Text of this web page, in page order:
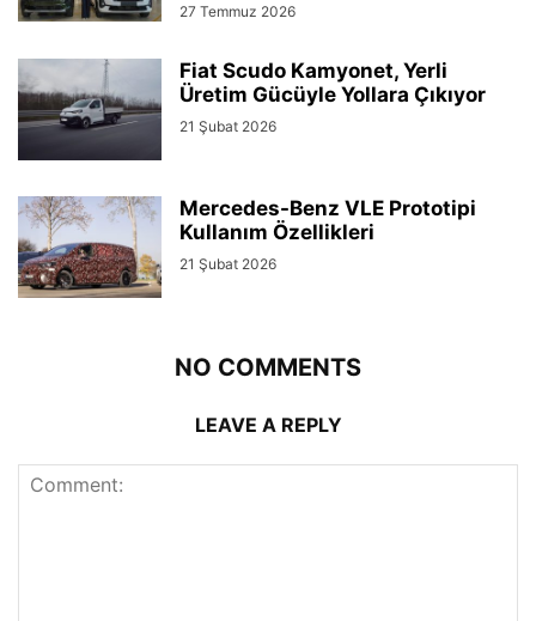
27 Temmuz 2026
Fiat Scudo Kamyonet, Yerli
Üretim Gücüyle Yollara Çıkıyor
21 Şubat 2026
Mercedes-Benz VLE Prototipi
Kullanım Özellikleri
21 Şubat 2026
NO COMMENTS
LEAVE A REPLY